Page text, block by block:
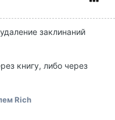
заклинаний
книгу, либо через
Rich